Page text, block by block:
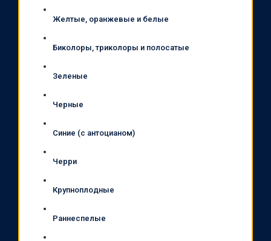
Желтые, оранжевые и белые
Биколоры, триколоры и полосатые
Зеленые
Черные
Синие (с антоцианом)
Черри
Крупноплодные
Раннеспелые